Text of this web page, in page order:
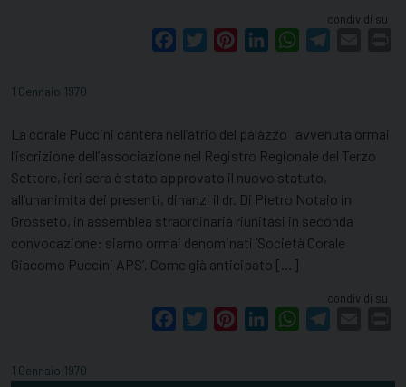
condividi su
FacebookTwitterPinterestLinkedInWhatsApp
1 Gennaio 1970
La corale Puccini canterà nell’atrio del palazzo avvenuta ormai
l’iscrizione dell’associazione nel Registro Regionale del Terzo
Settore, ieri sera è stato approvato il nuovo statuto,
all’unanimità dei presenti, dinanzi il dr. Di Pietro Notaio in
Grosseto, in assemblea straordinaria riunitasi in seconda
convocazione: siamo ormai denominati ‘Società Corale
Giacomo Puccini APS’. Come già anticipato […]
condividi su
FacebookTwitterPinterestLinkedInWhatsApp
1 Gennaio 1970